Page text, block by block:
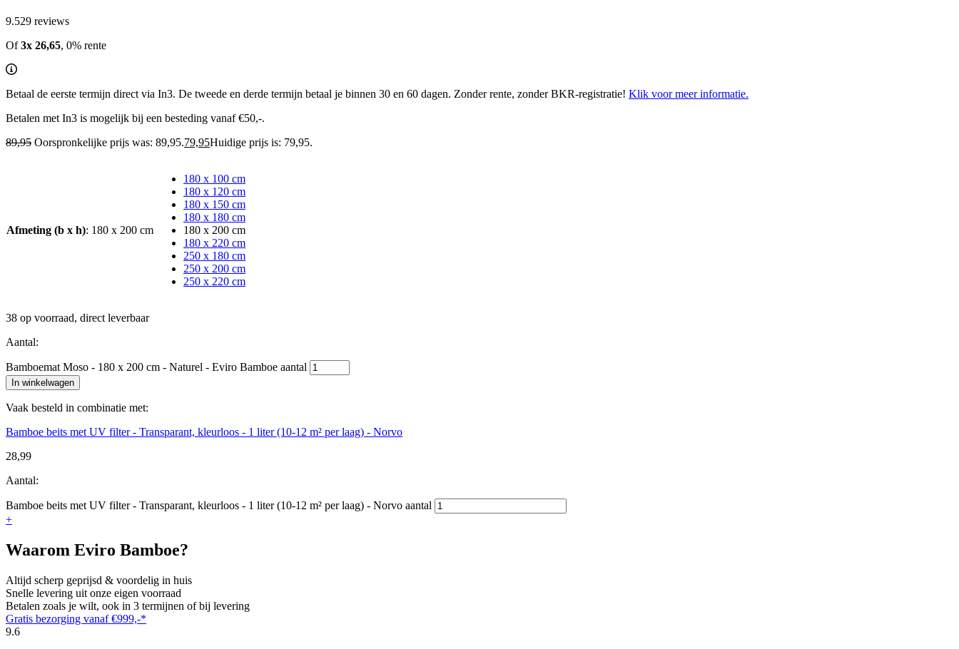
9.529 reviews
Of3x 26,65, 0% rente
Betaal de eerste termijn direct via In3. De tweede en derde termijn betaal je binnen 30 en 60 dagen. Zonder rente, zonder BKR-registratie! Klik voor meer informatie.
Betalen met In3 is mogelijk bij een besteding vanaf €50,-.
89,95 Oorspronkelijke prijs was: 89,95.79,95Huidige prijs is: 79,95.
Afmeting (b x h): 180 x 200 cm
180 x 100 cm
180 x 120 cm
180 x 150 cm
180 x 180 cm
180 x 200 cm
180 x 220 cm
250 x 180 cm
250 x 200 cm
250 x 220 cm
38 op voorraad, direct leverbaar
Aantal:
Bamboemat Moso - 180 x 200 cm - Naturel - Eviro Bamboe aantal
In winkelwagen
Vaak besteld in combinatie met:
Bamboe beits met UV filter - Transparant, kleurloos - 1 liter (10-12 m² per laag) - Norvo
28,99
Aantal:
Bamboe beits met UV filter - Transparant, kleurloos - 1 liter (10-12 m² per laag) - Norvo aantal
+
Waarom Eviro Bamboe?
Altijd scherp geprijsd & voordelig in huis
Snelle levering uit onze eigen voorraad
Betalen zoals je wilt, ook in 3 termijnen of bij levering
Gratis bezorging vanaf €999,-*
9.6